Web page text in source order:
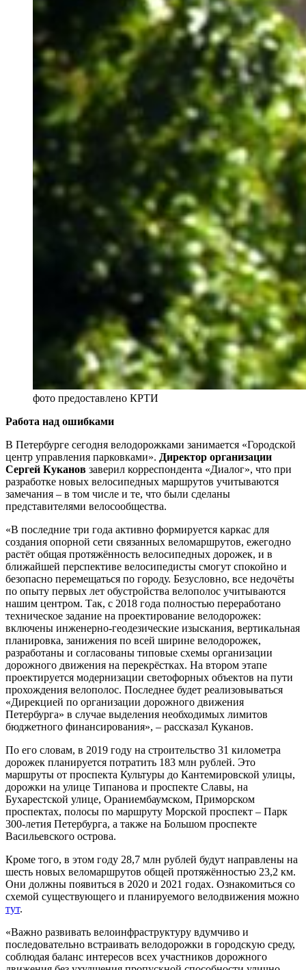
фото предоставлено КРТИ
Работа над ошибками
В Петербурге сегодня велодорожками занимается «Городской
центр управления парковками». Директор организации
Сергей Куканов заверил корреспондента «Диалог», что при
разработке новых велосипедных маршрутов учитываются
замечания – в том числе и те, что были сделаны
представителями велосообщества.
«В последние три года активно формируется каркас для
создания опорной сети связанных веломаршрутов, ежегодно
растёт общая протяжённость велосипедных дорожек, и в
ближайшей перспективе велосипедисты смогут спокойно и
безопасно перемещаться по городу. Безусловно, все недочёты
по опыту первых лет обустройства велополос учитываются
нашим центром. Так, с 2018 года полностью переработано
техническое задание на проектирование велодорожек:
включены инженерно-геодезические изыскания, вертикальная
планировка, занижения по всей ширине велодорожек,
разработаны и согласованы типовые схемы организации
дорожного движения на перекрёстках. На втором этапе
проектируется модернизации светофорных объектов на пути
прохождения велополос. Последнее будет реализовываться
«Дирекцией по организации дорожного движения
Петербурга» в случае выделения необходимых лимитов
бюджетного финансирования», – рассказал Куканов.
По его словам, в 2019 году на строительство 31 километра
дорожек планируется потратить 183 млн рублей. Это
маршруты от проспекта Культуры до Кантемировской улицы,
дорожки на улице Типанова и проспекте Славы, на
Бухарестской улице, Ораниембаумском, Приморском
проспектах, полосы по маршруту Морской проспект – Парк
300-летия Петербурга, а также на Большом проспекте
Васильевского острова.
Кроме того, в этом году 28,7 млн рублей будут направлены на
шесть новых веломаршрутов общей протяжённостью 23,2 км.
Они должны появиться в 2020 и 2021 годах. Ознакомиться со
схемой существующего и планируемого велодвижения можно
тут.
«Важно развивать велоинфраструктуру вдумчиво и
последовательно встраивать велодорожки в городскую среду,
соблюдая баланс интересов всех участников дорожного